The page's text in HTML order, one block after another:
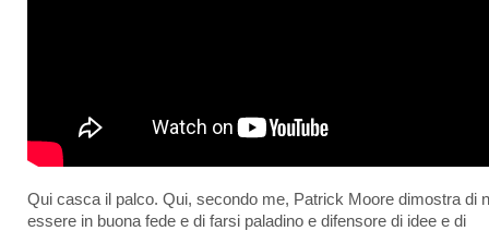
Qui casca il palco. Qui, secondo me, Patrick Moore dimostra di
essere in buona fede e di farsi paladino e difensore di idee e di